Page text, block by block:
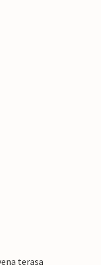
terasa